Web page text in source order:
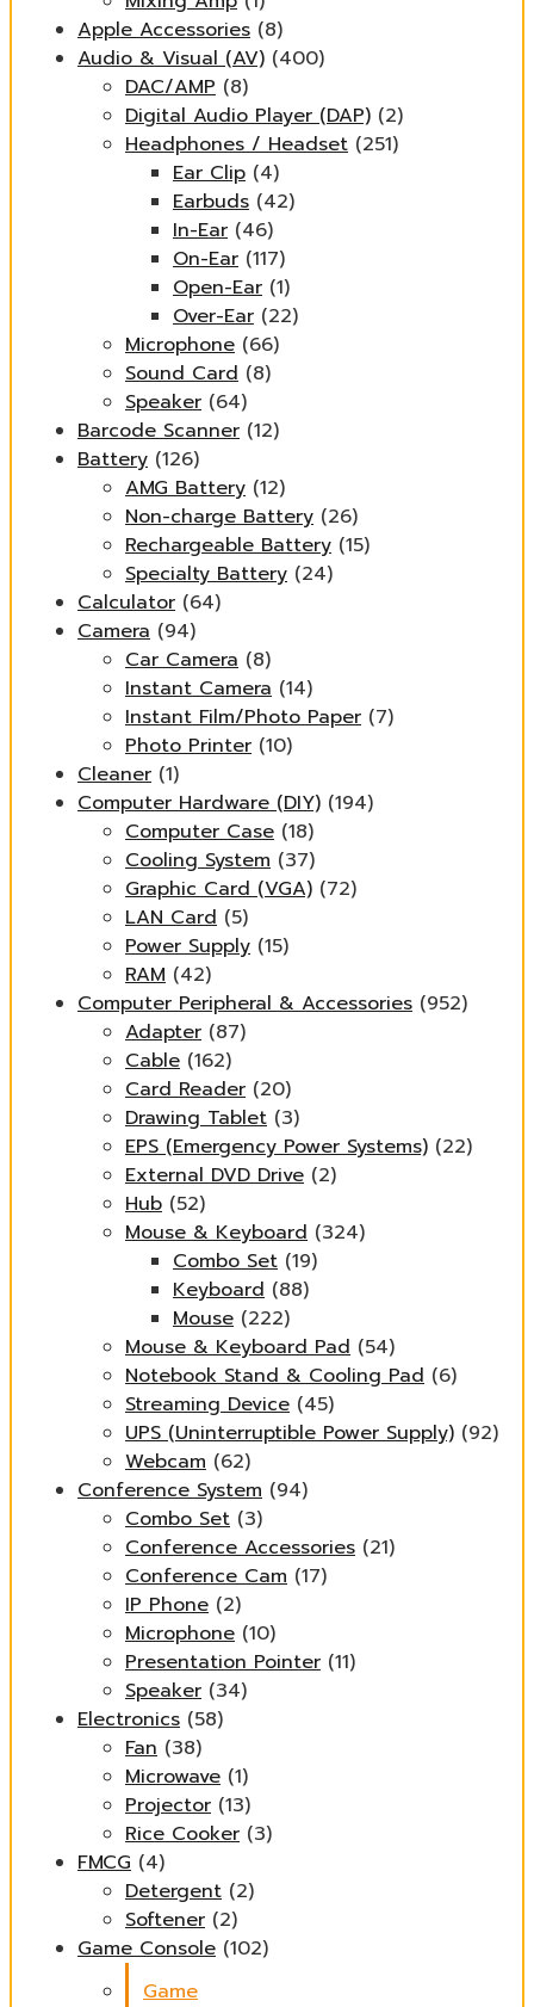
Apple Accessories (8)
Audio & Visual (AV) (400)
DAC/AMP (8)
Digital Audio Player (DAP) (2)
Headphones / Headset (251)
Ear Clip (4)
Earbuds (42)
In-Ear (46)
On-Ear (117)
Open-Ear (1)
Over-Ear (22)
Microphone (66)
Sound Card (8)
Speaker (64)
Barcode Scanner (12)
Battery (126)
AMG Battery (12)
Non-charge Battery (26)
Rechargeable Battery (15)
Specialty Battery (24)
Calculator (64)
Camera (94)
Car Camera (8)
Instant Camera (14)
Instant Film/Photo Paper (7)
Photo Printer (10)
Cleaner (1)
Computer Hardware (DIY) (194)
Computer Case (18)
Cooling System (37)
Graphic Card (VGA) (72)
LAN Card (5)
Power Supply (15)
RAM (42)
Computer Peripheral & Accessories (952)
Adapter (87)
Cable (162)
Card Reader (20)
Drawing Tablet (3)
EPS (Emergency Power Systems) (22)
External DVD Drive (2)
Hub (52)
Mouse & Keyboard (324)
Combo Set (19)
Keyboard (88)
Mouse (222)
Mouse & Keyboard Pad (54)
Notebook Stand & Cooling Pad (6)
Streaming Device (45)
UPS (Uninterruptible Power Supply) (92)
Webcam (62)
Conference System (94)
Combo Set (3)
Conference Accessories (21)
Conference Cam (17)
IP Phone (2)
Microphone (10)
Presentation Pointer (11)
Speaker (34)
Electronics (58)
Fan (38)
Microwave (1)
Projector (13)
Rice Cooker (3)
FMCG (4)
Detergent (2)
Softener (2)
Game Console (102)
Game